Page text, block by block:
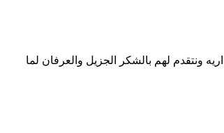
الإداريه ونتقدم لهم بالشكر الجزيل والعرفان لما